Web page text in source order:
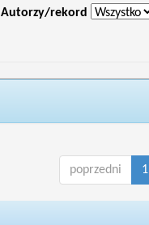
Autorzy/rekord
poprzedni 1